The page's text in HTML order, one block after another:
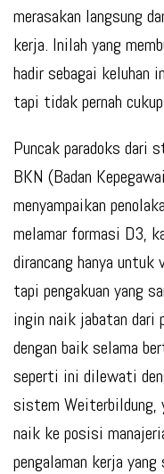
merasakan langsung
kerja. Inilah yang
hadir sebagai keluhan
tapi tidak pernah
Puncak paradoks dari
BKN (Badan
menyampaikan
melamar formasi D3,
dirancang hanya untuk
tapi pengakuan yang
ingin naik jabatan dari
dengan baik selama
seperti ini dilewati
sistem Weiterbildung,
naik ke posisi
pengalaman kerja